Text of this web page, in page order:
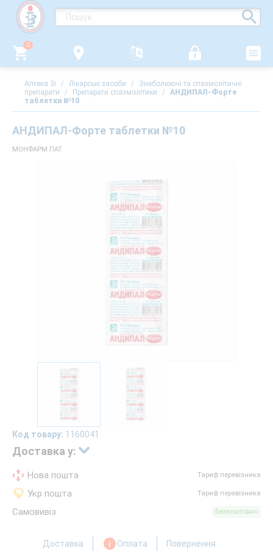
0
Аптека 3i / Лікарські засоби /
Знеболюючі та спазмолітичні
препарати
/ Препарати спазмолітики / АНДИПАЛ-Форте
таблетки №10
АНДИПАЛ-Форте таблетки №10
МОНФАРМ ПАТ
Код товару: 1160041
Доставка у:
Нова пошта Тариф перевізника
Укр пошта Тариф перевізника
Самовивіз Безкоштовно
Доставка Оплата Повернення